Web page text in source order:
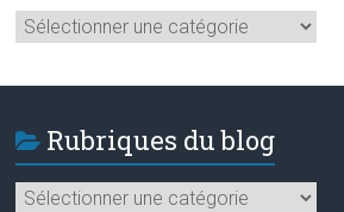
Catégories
Rubriques du blog
Rubriques